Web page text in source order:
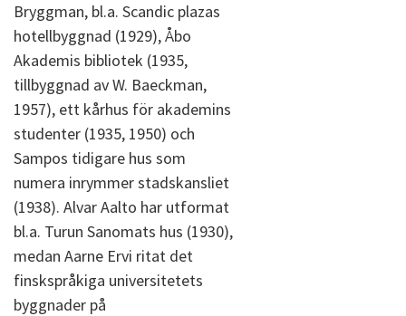
Bryggman, bl.a. Scandic plazas
hotellbyggnad (1929), Åbo
Akademis bibliotek (1935,
tillbyggnad av W. Baeckman,
1957), ett kårhus för akademins
studenter (1935, 1950) och
Sampos tidigare hus som
numera inrymmer stadskansliet
(1938). Alvar Aalto har utformat
bl.a. Turun Sanomats hus (1930),
medan Aarne Ervi ritat det
finskspråkiga universitetets
byggnader på